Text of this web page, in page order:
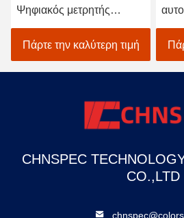
Ψηφιακός μετρητής
γυαλάδας 0.2%GU
Repeatability Compact
Structure
Πάρτε την καλύτερη τιμή
CHNSPEC
CO.,LTD